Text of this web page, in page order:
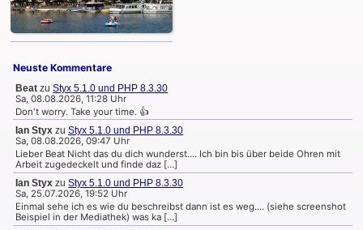
Neuste Kommentare
Beat zuStyx 5.1.0 und PHP 8.3.30
Sa, 08.08.2026, 11:28 Uhr
Don't worry. Take your time. 👍
Ian Styx zuStyx 5.1.0 und PHP 8.3.30
Sa, 08.08.2026, 09:47 Uhr
Lieber Beat Nicht das du dich wunderst.... Ich bin bis über beide Ohren mit
Arbeit zugedeckelt und finde daz […]
Ian Styx zuStyx 5.1.0 und PHP 8.3.30
Sa, 25.07.2026, 19:52 Uhr
Einmal sehe ich es wie du beschreibst dann ist es weg.... (siehe screenshot
Beispiel in der Mediathek) was ka […]